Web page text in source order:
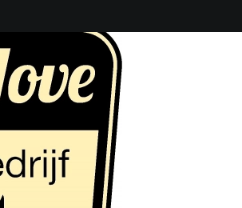
Wilt u worden
Naam *